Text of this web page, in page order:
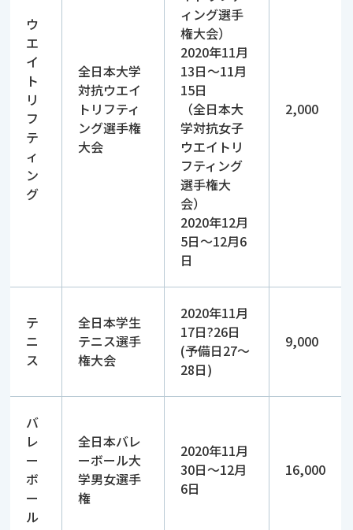
ウ
エ
イ
ト
リ
フ
テ
ィ
ン
グ
全日本大学
対抗ウエイ
トリフティ
ング選手権
大会
ィング選手
権大会）
2020年11月
13日～11月
15日
（全日本大
学対抗女子
ウエイトリ
フティング
選手権大
会）
2020年12月
5日～12月6
日
2,000
テ
ニ
ス
全日本学生
テニス選手
権大会
2020年11月
17日?26日
(予備日27～
28日)
9,000
バ
レ
ー
ボ
ー
ル
全日本バレ
ーボール大
学男女選手
権
2020年11月
30日～12月
6日
16,000